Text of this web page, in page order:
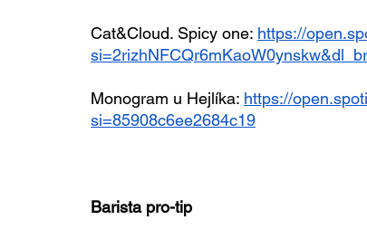
Cat&Cloud. Spicy one: https://
Monogram u Hejlíka: https://
si=85908c6ee2684c19
Barista pro-tip